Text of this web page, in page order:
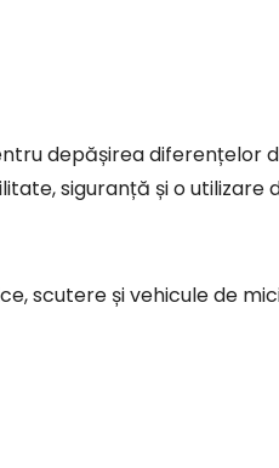
siguranță și o utilizare
scutere și vehicule de